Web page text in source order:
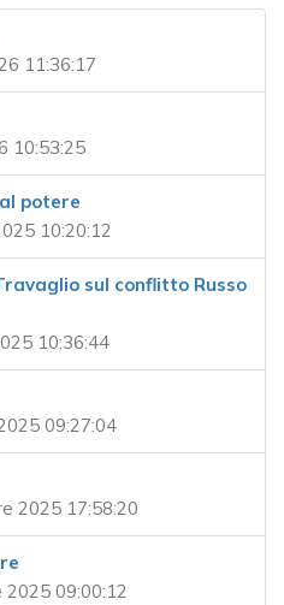
11:36:17
10:53:25
potere
10:20:12
sul conflitto Russo
10:36:44
09:27:04
2025 17:58:20
09:00:12